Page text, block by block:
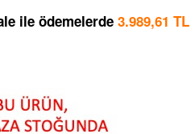
ile ödemelerde 3.989,61 TL